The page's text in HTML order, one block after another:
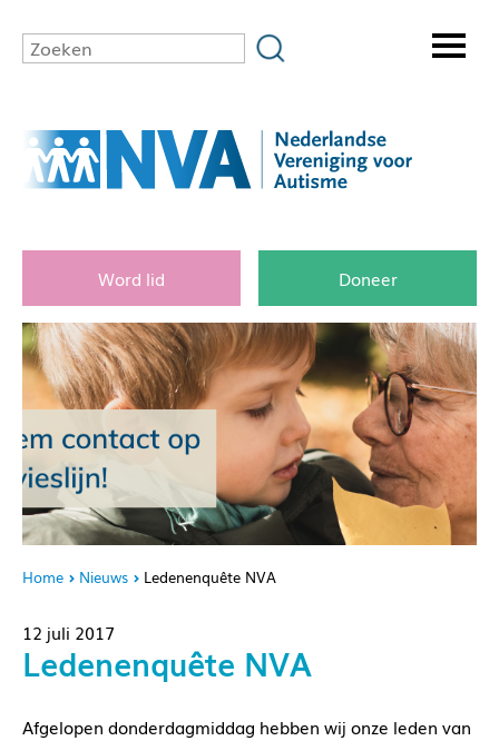
Word lid Doneer
Home Nieuws Ledenenquête NVA
12 juli 2017
Ledenenquête NVA
Afgelopen donderdagmiddag hebben wij onze leden van